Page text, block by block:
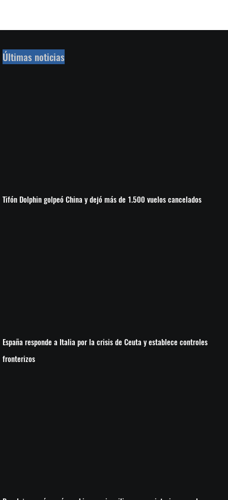
Últimas noticias
Tifón Dolphin golpeó China y dejó más de 1.500 vuelos cancelados
España responde a Italia por la crisis de Ceuta y establece controles
fronterizos